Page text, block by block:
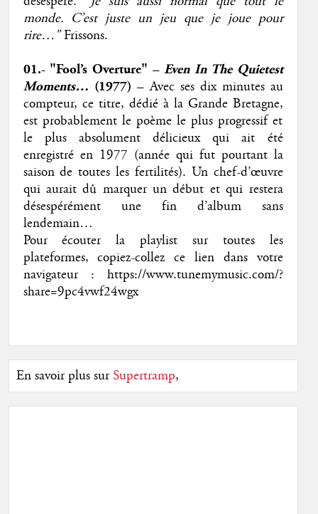
monde. C’est juste un jeu que je joue pour
rire…"Frissons.
01.- "Fool’s Overture" –Even In The Quietest
Moments… (1977) – Avec ses dix minutes au
compteur, ce titre, dédié à la Grande Bretagne,
est probablement le poème le plus progressif et
le plus absolument délicieux qui ait été
enregistré en 1977 (année qui fut pourtant la
saison de toutes les fertilités). Un chef-d’œuvre
qui aurait dû marquer un début et qui restera
désespérément une fin d’album sans
lendemain…
Pour écouter la playlist sur toutes les
plateformes, copiez-collez ce lien dans votre
navigateur : https://www.tunemymusic.com/?
share=9pc4vwf24wgx
En savoir plus surSupertramp,